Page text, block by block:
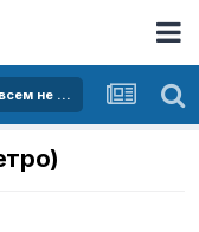
Транспортный, околотранспортный или совсем не транспортный офф